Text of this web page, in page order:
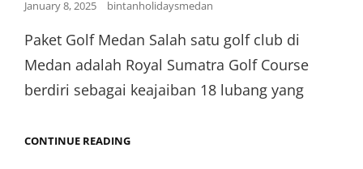
January 8, 2025 bintanholidaysmedan
Paket Golf Medan Salah satu golf club di
Medan adalah Royal Sumatra Golf Course
berdiri sebagai keajaiban 18 lubang yang
CONTINUE READING